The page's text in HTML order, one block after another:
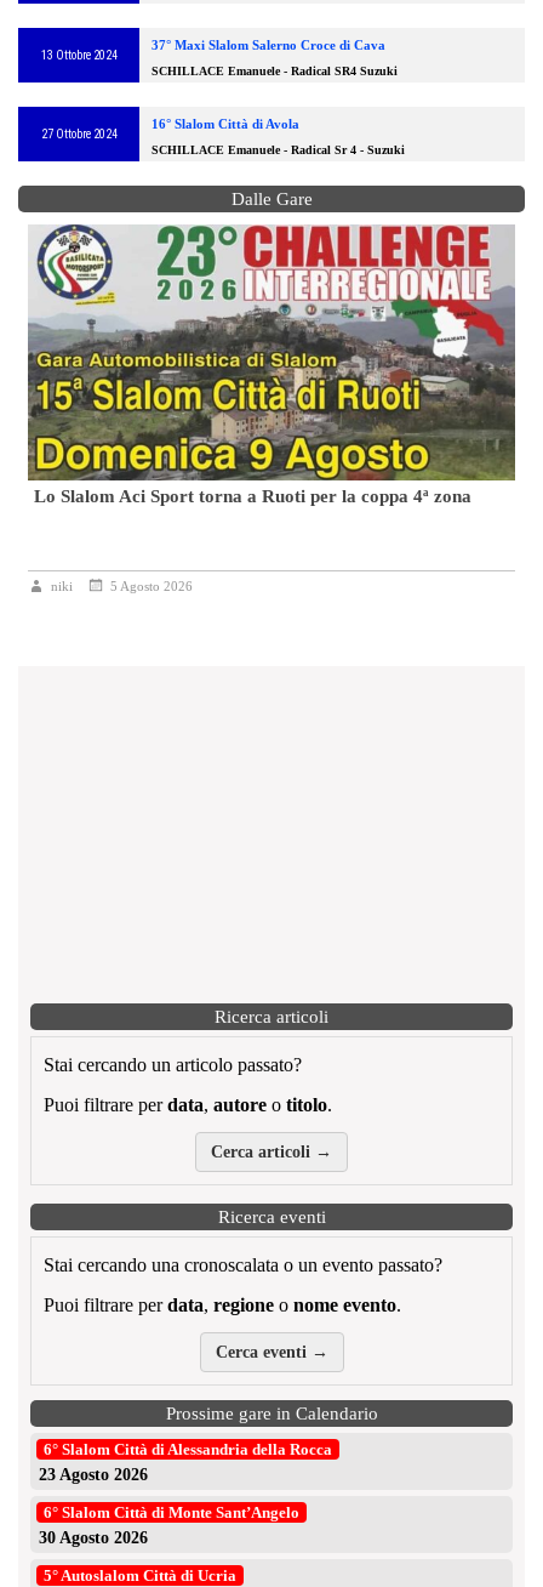
13 Ottobre 2024
37° Maxi Slalom Salerno Croce di Cava
SCHILLACE Emanuele - Radical SR4 Suzuki
27 Ottobre 2024
16° Slalom Città di Avola
SCHILLACE Emanuele - Radical Sr 4 - Suzuki
Dalle Gare
Lo Slalom Aci Sport torna a Ruoti per la coppa 4ª zona
niki 5 Agosto 2026
Ricerca articoli
Stai cercando un articolo passato?
Puoi filtrare perdata, autore o titolo.
Cerca articoli →
Ricerca eventi
Stai cercando una cronoscalata o un evento passato?
Puoi filtrare perdata, regione o nome evento.
Cerca eventi →
Prossime gare in Calendario
6° Slalom Città di Alessandria della Rocca
23 Agosto 2026
6° Slalom Città di Monte Sant’Angelo
30 Agosto 2026
5° Autoslalom Città di Ucria